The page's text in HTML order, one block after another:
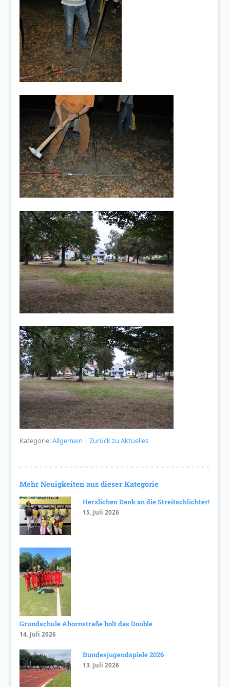
Kategorie:Allgemein |Zurück zu Aktuelles
Mehr Neuigkeiten aus dieser Kategorie
Herzlichen Dank an die Streitschlichter!
15. Juli 2026
Grundschule Ahornstraße holt das Double
14. Juli 2026
Bundesjugendspiele 2026
13. Juli 2026